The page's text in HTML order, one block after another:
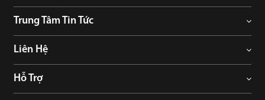
Trung Tâm Tin Tức
Liên Hệ
Hỗ Trợ